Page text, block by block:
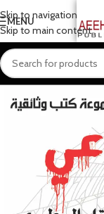
Skip to navigation
Skip to main content
MENU